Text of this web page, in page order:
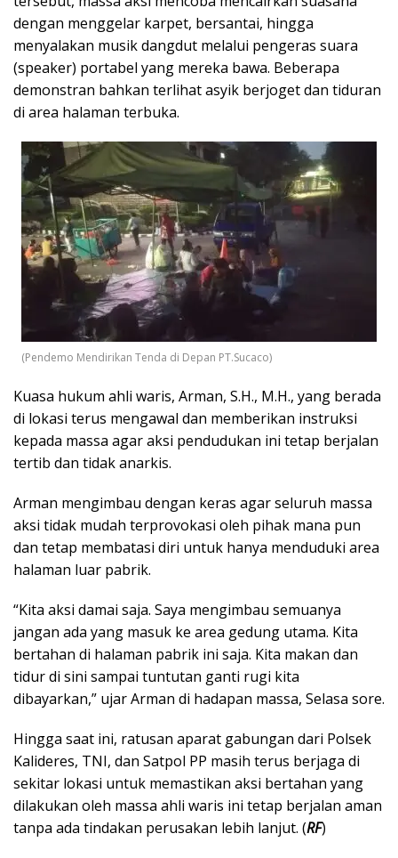
dengan menggelar karpet, bersantai, hingga
menyalakan musik dangdut melalui pengeras suara
(speaker) portabel yang mereka bawa. Beberapa
demonstran bahkan terlihat asyik berjoget dan tiduran
di area halaman terbuka.
(Pendemo Mendirikan Tenda di Depan PT.Sucaco)
Kuasa hukum ahli waris, Arman, S.H., M.H., yang berada
di lokasi terus mengawal dan memberikan instruksi
kepada massa agar aksi pendudukan ini tetap berjalan
tertib dan tidak anarkis.
Arman mengimbau dengan keras agar seluruh massa
aksi tidak mudah terprovokasi oleh pihak mana pun
dan tetap membatasi diri untuk hanya menduduki area
halaman luar pabrik.
“Kita aksi damai saja. Saya mengimbau semuanya
jangan ada yang masuk ke area gedung utama. Kita
bertahan di halaman pabrik ini saja. Kita makan dan
tidur di sini sampai tuntutan ganti rugi kita
dibayarkan,” ujar Arman di hadapan massa, Selasa sore.
Hingga saat ini, ratusan aparat gabungan dari Polsek
Kalideres, TNI, dan Satpol PP masih terus berjaga di
sekitar lokasi untuk memastikan aksi bertahan yang
dilakukan oleh massa ahli waris ini tetap berjalan aman
tanpa ada tindakan perusakan lebih lanjut. (RF)